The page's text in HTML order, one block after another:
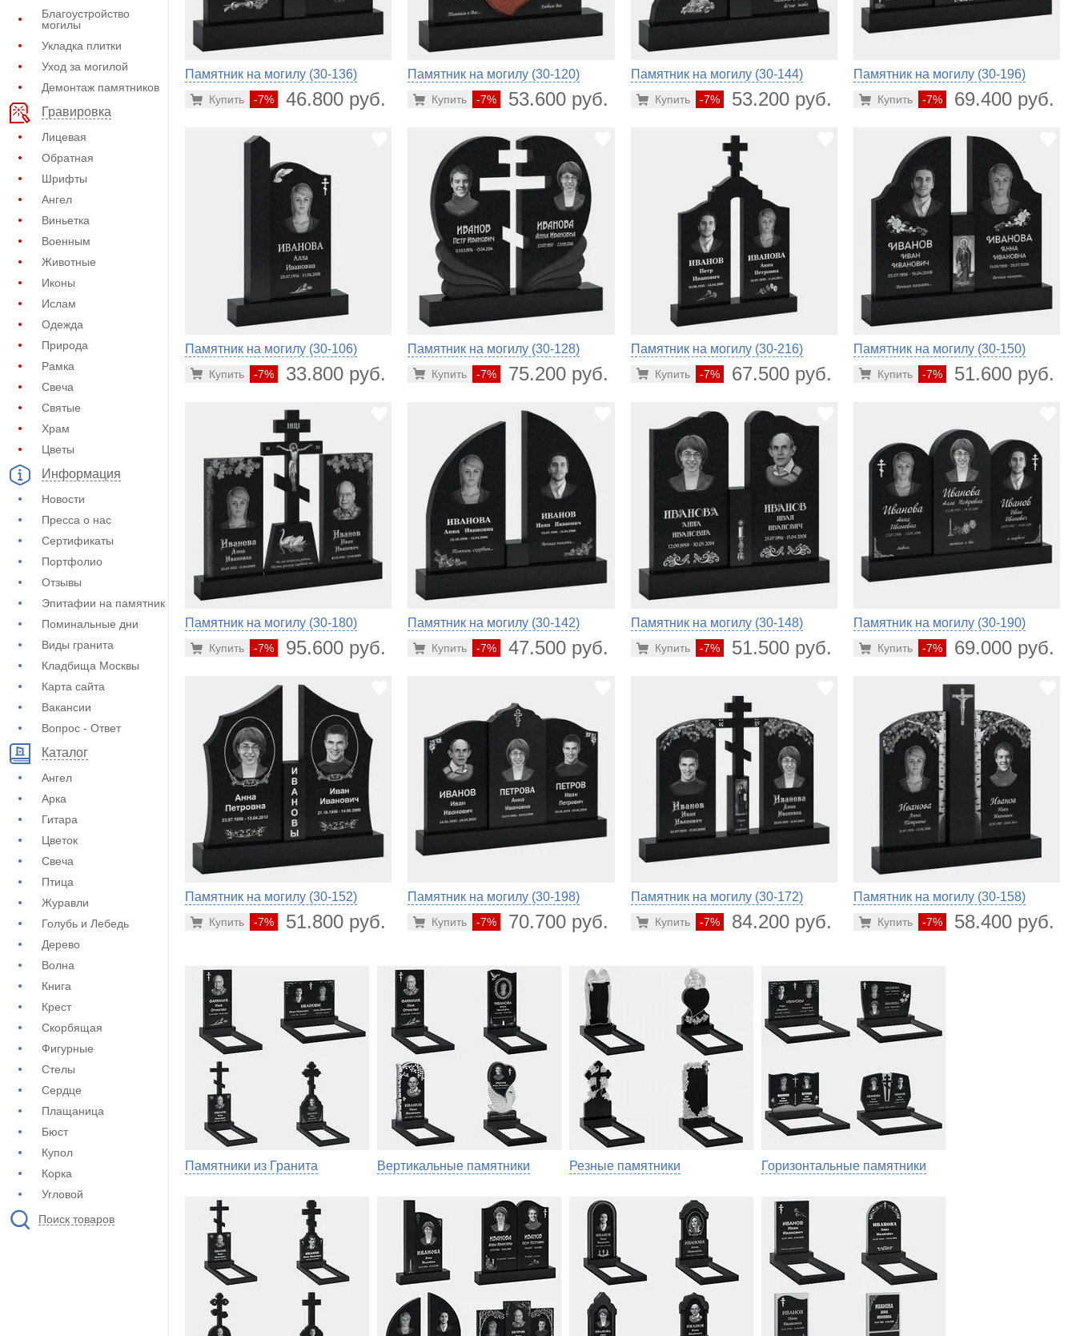
Благоустройство
могилы
Укладка плитки
Уход за могилой
Демонтаж памятников
Гравировка
Лицевая
Обратная
Шрифты
Ангел
Виньетка
Военным
Животные
Иконы
Ислам
Одежда
Природа
Рамка
Свеча
Святые
Храм
Цветы
Информация
Новости
Пресса о нас
Сертификаты
Портфолио
Отзывы
Эпитафии на памятник
Поминальные дни
Виды гранита
Кладбища Москвы
Карта сайта
Вакансии
Вопрос - Ответ
Каталог
Ангел
Арка
Гитара
Цветок
Свеча
Птица
Журавли
Голубь и Лебедь
Дерево
Волна
Книга
Крест
Скорбящая
Фигурные
Стелы
Сердце
Плащаница
Бюст
Купол
Корка
Угловой
Поиск товаров
Памятник на могилу (30-136)
-7% 46.800 руб.
Купить
Памятник на могилу (30-120)
-7% 53.600 руб.
Купить
Памятник на могилу (30-144)
-7% 53.200 руб.
Купить
Памятник на могилу (30-196)
-7% 69.400 руб.
Купить
Памятник на могилу (30-106)
-7% 33.800 руб.
Купить
Памятник на могилу (30-128)
-7% 75.200 руб.
Купить
Памятник на могилу (30-216)
-7% 67.500 руб.
Купить
Памятник на могилу (30-150)
-7% 51.600 руб.
Купить
Памятник на могилу (30-180)
-7% 95.600 руб.
Купить
Памятник на могилу (30-142)
-7% 47.500 руб.
Купить
Памятник на могилу (30-148)
-7% 51.500 руб.
Купить
Памятник на могилу (30-190)
-7% 69.000 руб.
Купить
Памятник на могилу (30-152)
-7% 51.800 руб.
Купить
Памятник на могилу (30-198)
-7% 70.700 руб.
Купить
Памятник на могилу (30-172)
-7% 84.200 руб.
Купить
Памятник на могилу (30-158)
-7% 58.400 руб.
Купить
Памятники из Гранита Вертикальные памятники Резные памятники Горизонтальные памятники